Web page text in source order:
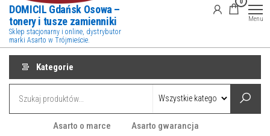
DOMICIL Gdańsk Osowa –
tonery i tusze zamienniki
Sklep stacjonarny i online, dystrybutor
marki Asarto w Trójmieście.
Menu
Kategorie
Asarto o marce Asarto gwarancja